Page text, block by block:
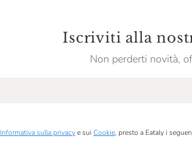
Iscriviti alla
Non perderti novità,
Informativa sulla privacye sui Cookie, presto a Eataly i